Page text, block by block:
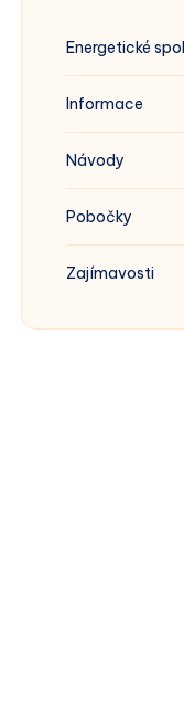
Energetické
Informace
Návody
Pobočky
Zajímavosti